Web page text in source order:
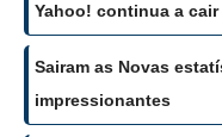
Yahoo! continua a
Sairam as Novas
impressionantes